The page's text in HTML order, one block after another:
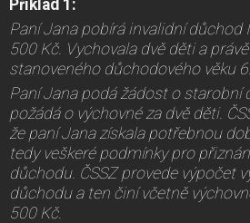
Příklad 1:
Paní Jana pobírá invalidní důchod
500 Kč. Vychovala dvě děti a
stanoveného důchodového věku
Paní Jana podá žádost o starobní
požádá o výchovné za dvě děti.
že paní Jana získala potřebnou
tedy veškeré podmínky pro
důchodu. ČSSZ provede výpočet
důchodu a ten činí včetně
500 Kč.